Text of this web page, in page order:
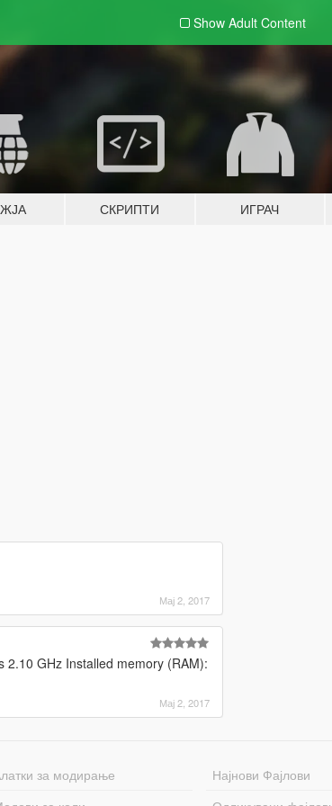
Show Adult Content
СКРИПТИ ИГРАЧ
Мај 2, 2017
2.10 GHz Installed memory (RAM):
Мај 2, 2017
за модирање
Најнови Фајлови